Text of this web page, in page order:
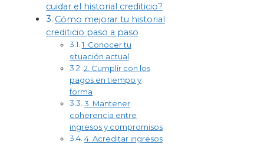
cuidar el historial crediticio?
Cómo mejorar tu historial
crediticio paso a paso
1. Conocer tu
situación actual
2. Cumplir con los
pagos en tiempo y
forma
3. Mantener
coherencia entre
ingresos y compromisos
4. Acreditar ingresos